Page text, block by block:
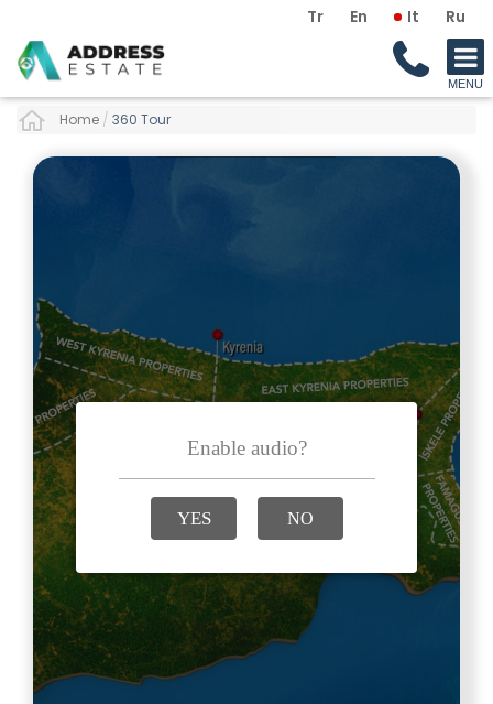
Tr En It Ru
Home / 360 Tour